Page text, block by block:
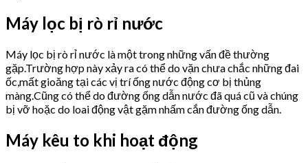
Máy lọc bị rò rỉ nước
Máy lọc bị rò rỉ nước là một trong những vấn đề thường
gặp.Trường hợp này xảy ra có thể do vặn chưa chắc những đai
ốc,mất gioăng tại các vị trí ống nước động cơ bị thủng
màng.Cũng có thể do đường ống dẫn nước đã quá cũ và chúng
bị vỡ hoặc do loai động vật gặm nhấm cắn đường ống dẫn.
Máy kêu to khi hoạt động